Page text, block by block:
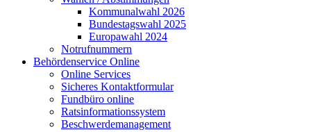
Kommunalwahl 2026
Bundestagswahl 2025
Europawahl 2024
Notrufnummern
Behördenservice Online
Online Services
Sicheres Kontaktformular
Fundbüro online
Ratsinformationssystem
Beschwerdemanagement